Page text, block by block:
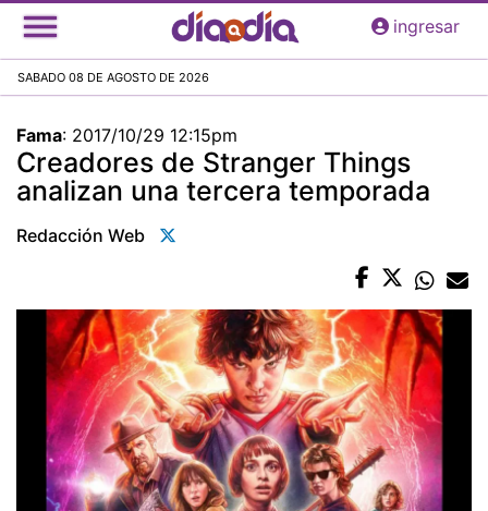
Pasar
al
principal
ingresar
SABADO 08 DE AGOSTO DE 2026
Fama: 2017/10/29 12:15pm
Creadores de Stranger Things
analizan una tercera temporada
Redacción Web